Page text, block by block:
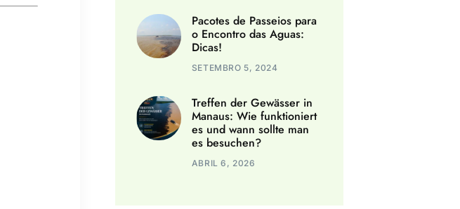
Pacotes de Passeios para
o Encontro das Aguas:
Dicas!
SETEMBRO 5, 2024
Treffen der Gewässer in
Manaus: Wie funktioniert
es und wann sollte man
es besuchen?
ABRIL 6, 2026